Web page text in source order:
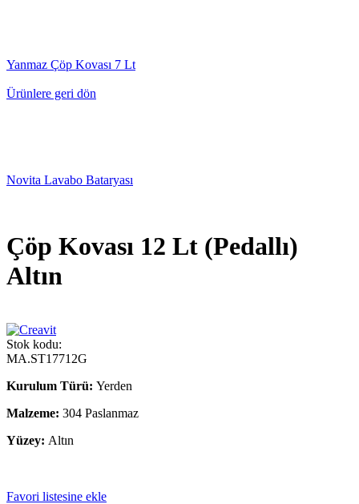
Yanmaz Çöp Kovası 7 Lt
Ürünlere geri dön
Novita Lavabo Bataryası
Çöp Kovası 12 Lt (Pedallı)
Altın
Stok kodu:
MA.ST17712G
Kurulum Türü: Yerden
Malzeme: 304 Paslanmaz
Yüzey: Altın
Favori listesine ekle